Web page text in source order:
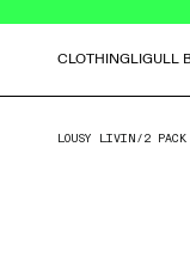
CLOTHINGLIGULL
LOUSY LIVIN / 2 PACK